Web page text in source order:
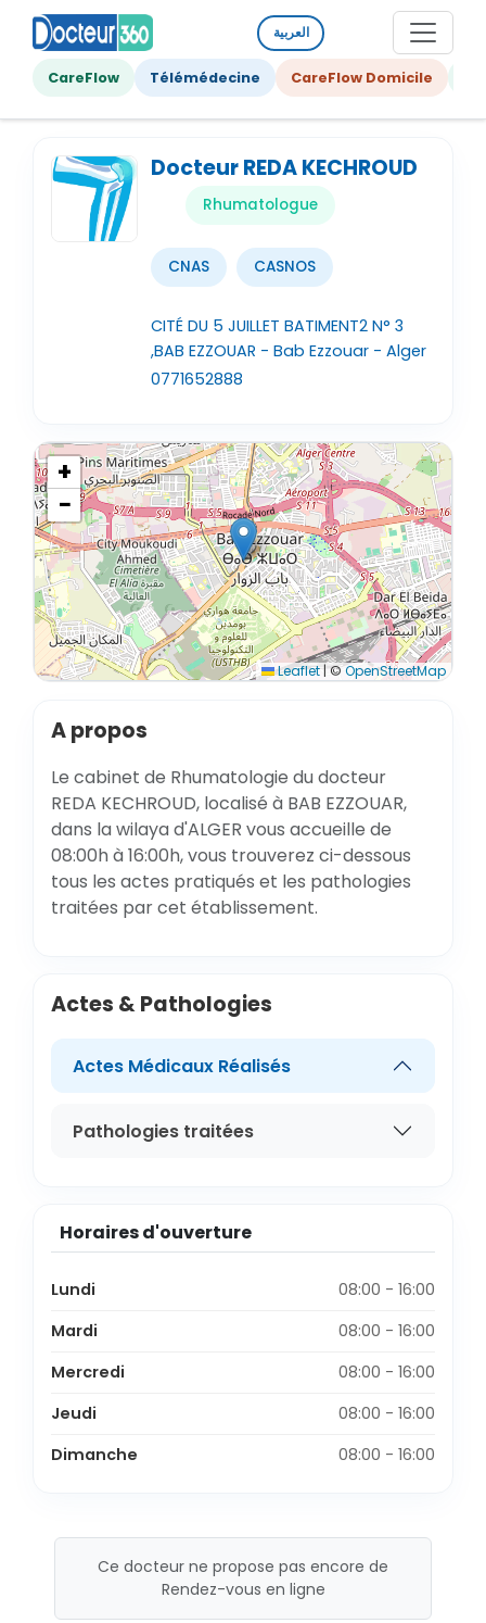
العربية
CareFlow Télémédecine CareFlow Domicile
Docteur REDA KECHROUD
Rhumatologue
CNAS CASNOS
CITÉ DU 5 JUILLET BATIMENT2 N° 3
,BAB EZZOUAR - Bab Ezzouar - Alger
0771652888
+
−
Leaflet |©OpenStreetMap
A propos
Le cabinet de Rhumatologie du docteur
REDA KECHROUD, localisé à BAB EZZOUAR,
dans la wilaya d'ALGER vous accueille de
08:00h à 16:00h, vous trouverez ci-dessous
tous les actes pratiqués et les pathologies
traitées par cet établissement.
Actes & Pathologies
Actes Médicaux Réalisés
Pathologies traitées
Horaires d'ouverture
Lundi
08:00 - 16:00
Mardi
08:00 - 16:00
Mercredi
08:00 - 16:00
Jeudi
08:00 - 16:00
Dimanche
08:00 - 16:00
Ce docteur ne propose pas encore de
Rendez-vous en ligne